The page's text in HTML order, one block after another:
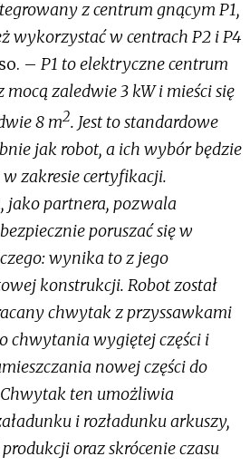
z centrum gnącym P1,
wykorzystać w centrach P2 i P4
– P1 to elektryczne centrum
mocą zaledwie 3 kW i mieści się
8 m2. Jest to standardowe
jak robot, a ich wybór będzie
zakresie certyfikacji.
jako partnera, pozwala
poruszać się w
wynika to z jego
konstrukcji. Robot został
chwytak z przyssawkami
chwytania wygiętej części i
nowej części do
ten umożliwia
i rozładunku arkuszy,
oraz skrócenie czasu